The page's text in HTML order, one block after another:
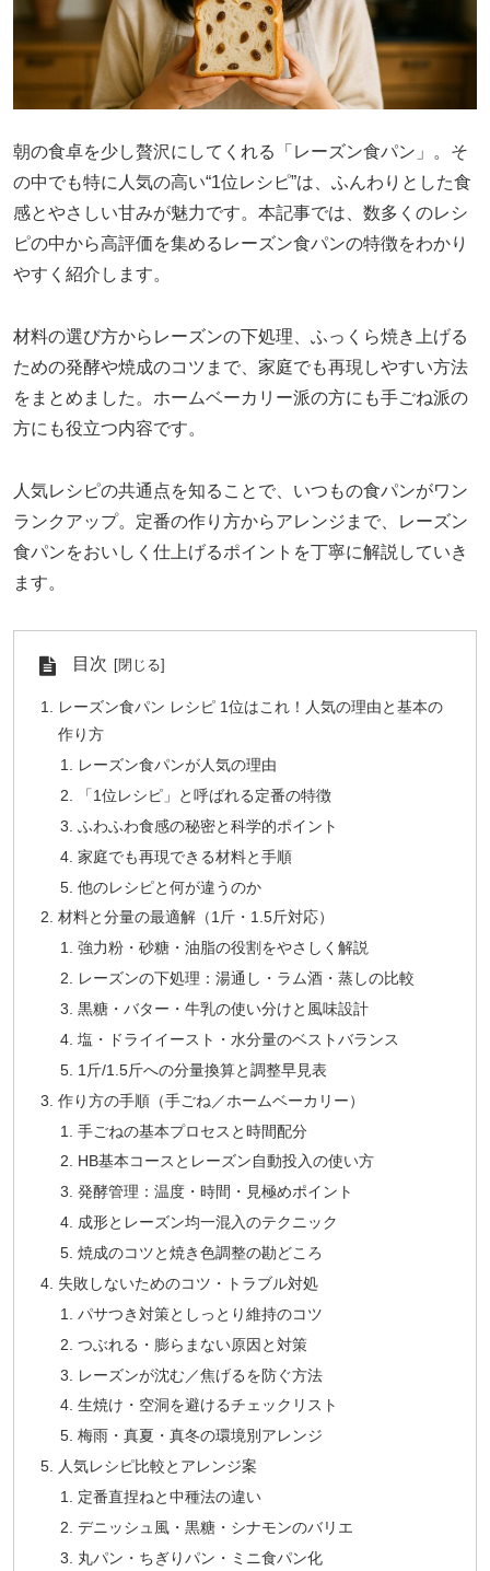
朝の食卓を少し贅沢にしてくれる「レーズン食パン」。そ
の中でも特に人気の高い“1位レシピ”は、ふんわりとした食
感とやさしい甘みが魅力です。本記事では、数多くのレシ
ピの中から高評価を集めるレーズン食パンの特徴をわかり
やすく紹介します。
材料の選び方からレーズンの下処理、ふっくら焼き上げる
ための発酵や焼成のコツまで、家庭でも再現しやすい方法
をまとめました。ホームベーカリー派の方にも手ごね派の
方にも役立つ内容です。
人気レシピの共通点を知ることで、いつもの食パンがワン
ランクアップ。定番の作り方からアレンジまで、レーズン
食パンをおいしく仕上げるポイントを丁寧に解説していき
ます。
目次
レーズン食パン レシピ 1位はこれ！人気の理由と基本の
作り方
レーズン食パンが人気の理由
「1位レシピ」と呼ばれる定番の特徴
ふわふわ食感の秘密と科学的ポイント
家庭でも再現できる材料と手順
他のレシピと何が違うのか
材料と分量の最適解（1斤・1.5斤対応）
強力粉・砂糖・油脂の役割をやさしく解説
レーズンの下処理：湯通し・ラム酒・蒸しの比較
黒糖・バター・牛乳の使い分けと風味設計
塩・ドライイースト・水分量のベストバランス
1斤/1.5斤への分量換算と調整早見表
作り方の手順（手ごね／ホームベーカリー）
手ごねの基本プロセスと時間配分
HB基本コースとレーズン自動投入の使い方
発酵管理：温度・時間・見極めポイント
成形とレーズン均一混入のテクニック
焼成のコツと焼き色調整の勘どころ
失敗しないためのコツ・トラブル対処
パサつき対策としっとり維持のコツ
つぶれる・膨らまない原因と対策
レーズンが沈む／焦げるを防ぐ方法
生焼け・空洞を避けるチェックリスト
梅雨・真夏・真冬の環境別アレンジ
人気レシピ比較とアレンジ案
定番直捏ねと中種法の違い
デニッシュ風・黒糖・シナモンのバリエ
丸パン・ちぎりパン・ミニ食パン化